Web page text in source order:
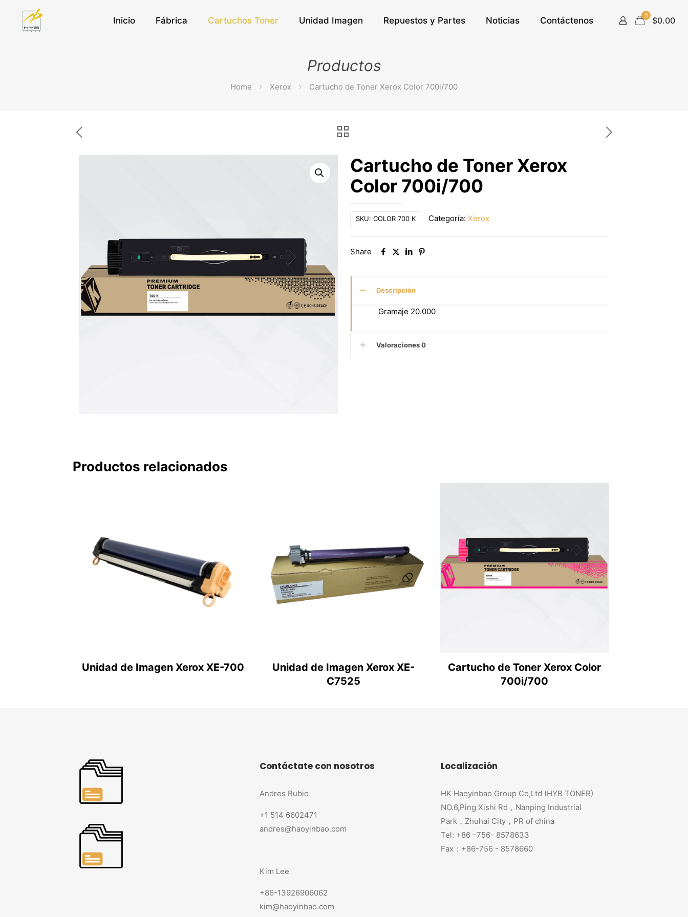
Inicio Fábrica Cartuchos Toner Unidad Imagen Repuestos y Partes Noticias Contáctenos 0 $0.00
Productos
Home Xerox Cartucho de Toner Xerox Color 700i/700
Cartucho de Toner Xerox
Color 700i/700
SKU: COLOR 700 K Categoría: Xerox
Share
Descripción
Gramaje 20.000
Valoraciones0
Productos relacionados
Unidad de Imagen Xerox XE-700
Unidad de Imagen Xerox XE-
C7525
Cartucho de Toner Xerox Color
700i/700
Contáctate con nosotros
Andres Rubio
+1 514 6602471
andres@haoyinbao.com
Kim Lee
+86-13926906062
kim@haoyinbao.com
Localización
HK Haoyinbao Group Co,Ltd (HYB TONER)
NO.6,Ping Xishi Rd，Nanping Industrial
Park，Zhuhai City，PR of china
Tel: +86 –756- 8578633
Fax：+86-756 - 8578660